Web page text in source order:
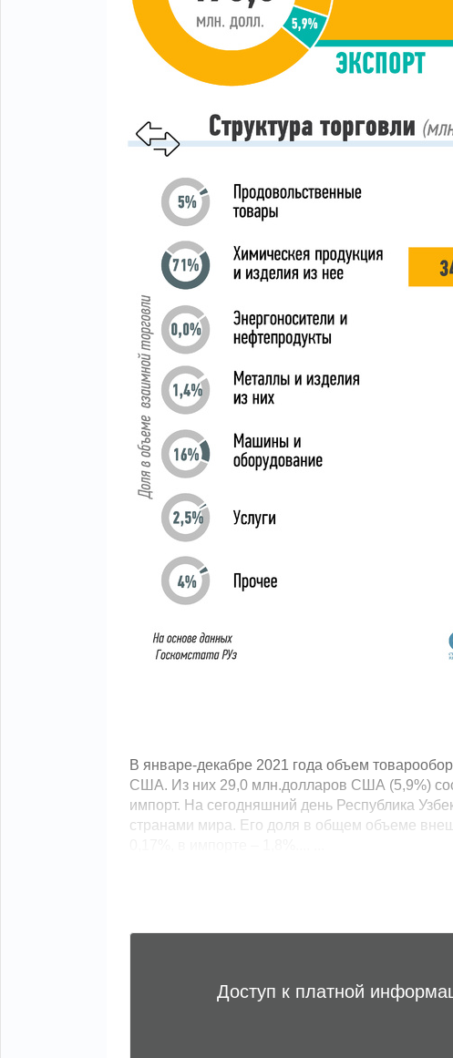
В январе-декабре 2021 года объем
США. Из них 29,0 млн.долларов США (5,9%)
импорт. На сегодняшний день Республика
странами мира. Его доля в общем объеме
Доступ к платной